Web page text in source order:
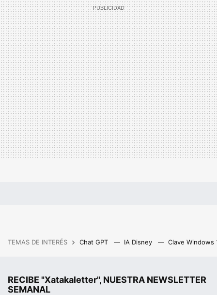
TEMAS DE INTERÉS Chat GPT IA Disney Clave Windows
RECIBE "Xatakaletter", NUESTRA NEWSLETTER
SEMANAL